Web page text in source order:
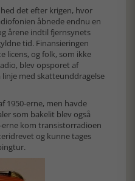
det efter krigen, hvor
åbnede endnu en
årene indtil fjernsynets
tid. Finansieringen
licens, og folk, som ikke
blev opsporet af
med skatteunddragelse
1950-erne, men havde
som bakelit blev også
kom transistorradioen
og kunne tages